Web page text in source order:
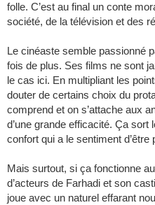
folle. C’est au final un conte
société, de la télévision et des
Le cinéaste semble passionné
fois de plus. Ses films ne sont
le cas ici. En multipliant les
douter de certains choix du
comprend et on s’attache aux
d’une grande efficacité. Ça
confort qui a le sentiment d’être
Mais surtout, si ça fonctionne
d’acteurs de Farhadi et son
joue avec un naturel effarant